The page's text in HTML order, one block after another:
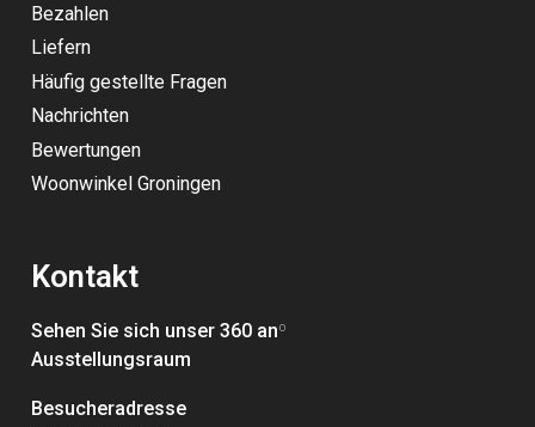
Bezahlen
Liefern
Häufig gestellte Fragen
Nachrichten
Bewertungen
Woonwinkel Groningen
Kontakt
Sehen Sie sich unser 360 anº
Ausstellungsraum
Besucheradresse